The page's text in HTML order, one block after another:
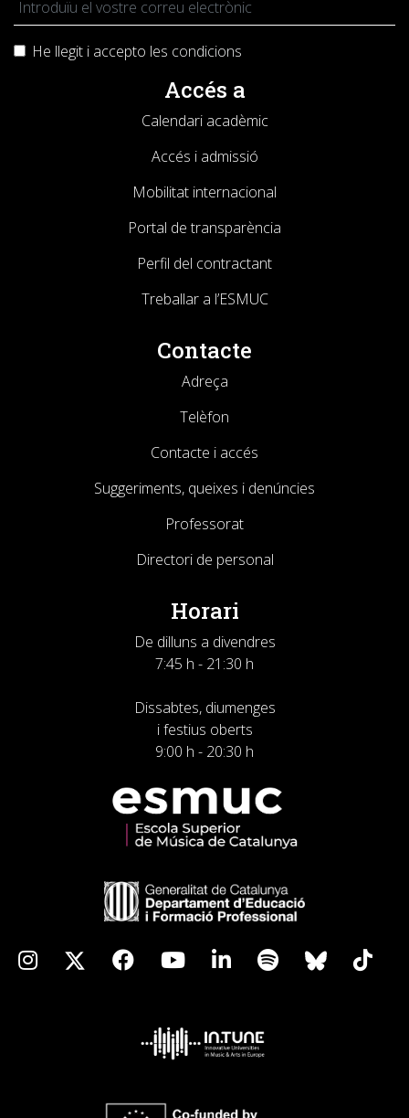
He llegit i accepto les condicions
Accés a
Calendari acadèmic
Accés i admissió
Mobilitat internacional
Portal de transparència
Perfil del contractant
Treballar a l’ESMUC
Contacte
Adreça
Telèfon
Contacte i accés
Suggeriments, queixes i denúncies
Professorat
Directori de personal
Horari
De dilluns a divendres
7:45 h - 21:30 h
Dissabtes, diumenges
i festius oberts
9:00 h - 20:30 h